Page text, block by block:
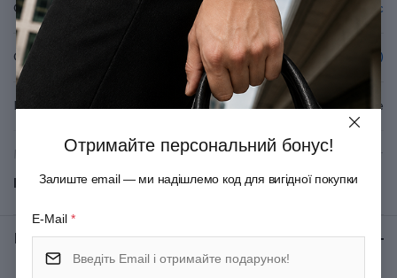
Серія Swiss Classic
Спеціалізація Японські (сантоку)
Вид леза Гладке
Матеріал руків'я/накладок Термоеластопласт
Показати всі
Відгуки: ★ 0 (0)
Отримайте персональний бонус!
Залиште email — ми надішлемо код для вигідної покупки
E-Mail *